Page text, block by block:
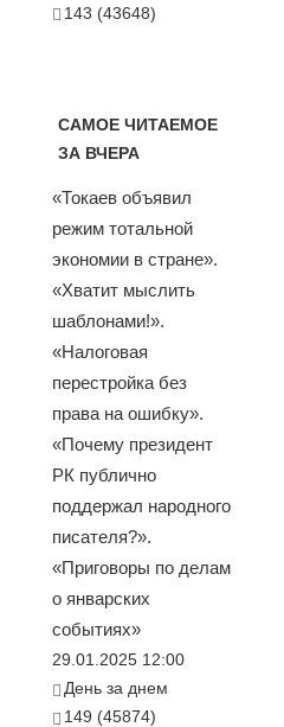
143 (43648)
САМОЕ ЧИТАЕМОЕ
ЗА ВЧЕРА
«Токаев объявил
режим тотальной
экономии в стране».
«Хватит мыслить
шаблонами!».
«Налоговая
перестройка без
права на ошибку».
«Почему президент
РК публично
поддержал народного
писателя?».
«Приговоры по делам
о январских
событиях»
29.01.2025 12:00
День за днем
149 (45874)